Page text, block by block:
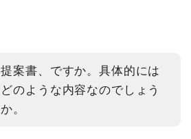
提案書、ですか。具体的には
どのような内容なのでしょう
か。